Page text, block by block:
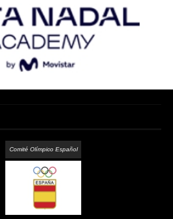
Comité Olímpico Español